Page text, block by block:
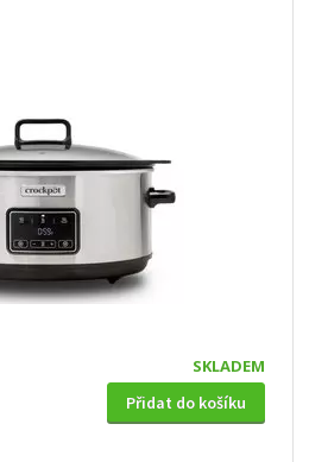
SKLADEM
Přidat do košíku